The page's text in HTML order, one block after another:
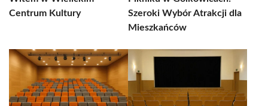
Centrum Kultury
Szeroki Wybór Atrakcji dla
Mieszkańców